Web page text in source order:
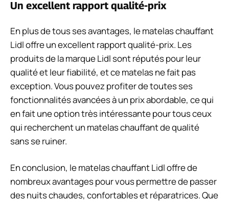
Un excellent rapport qualité-prix
En plus de tous ses avantages, le matelas chauffant
Lidl offre un excellent rapport qualité-prix. Les
produits de la marque Lidl sont réputés pour leur
qualité et leur fiabilité, et ce matelas ne fait pas
exception. Vous pouvez profiter de toutes ses
fonctionnalités avancées à un prix abordable, ce qui
en fait une option très intéressante pour tous ceux
qui recherchent un matelas chauffant de qualité
sans se ruiner.
En conclusion, le matelas chauffant Lidl offre de
nombreux avantages pour vous permettre de passer
des nuits chaudes, confortables et réparatrices. Que